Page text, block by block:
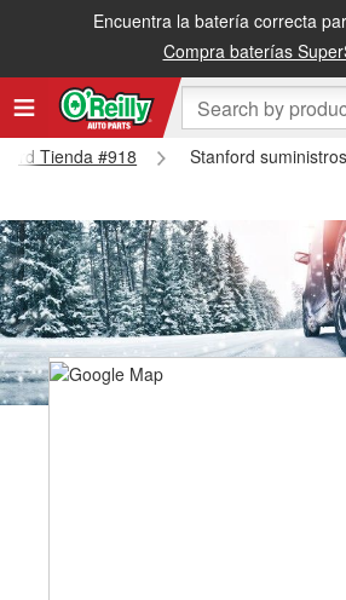
Encuentra la batería correcta
Compra baterías
Tienda #918
Stanford